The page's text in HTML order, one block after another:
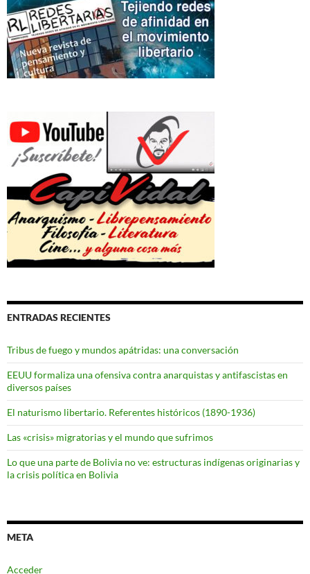
ENTRADAS RECIENTES
Tribus de fuego y mundos apátridas: una conversación
EEUU formaliza una ofensiva contra anarquistas y antifascistas en
diversos países
El naturismo libertario. Referentes históricos (1890-1936)
Las «crisis» migratorias y el mundo que sufrimos
Lo que una parte de Bolivia no ve: estructuras indígenas originarias y
la crisis política en Bolivia
META
Acceder